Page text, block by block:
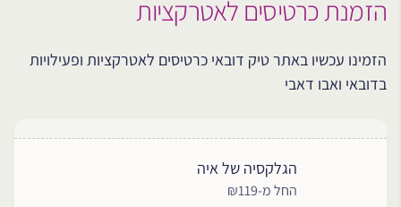
הזמנת כרטיסים לאטרקציות
הזמינו עכשיו באתר טיק דובאי כרטיסים לאטרקציות ופעילויות
בדובאי ואבו דאבי
הגלקסיה של איה
החל מ-₪119